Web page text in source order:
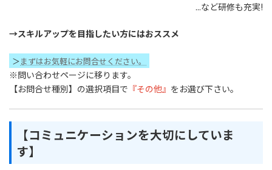
...など研修も充実!
→スキルアップを目指したい方にはおススメ
＞まずはお気軽にお問合せください。
※問い合わせページに移ります。
【お問合せ種別】の選択項目で 『その他』 をお選び下さい。
【コミュニケーションを大切にしていま
す】
募集求人はこちら